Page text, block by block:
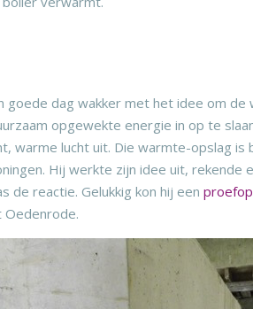
goede dag wakker met het idee om
opgewekte energie in op te
warme lucht uit. Die warmte-opslag
Hij werkte zijn idee uit, rekende
de reactie. Gelukkig kon hij een
Oedenrode.